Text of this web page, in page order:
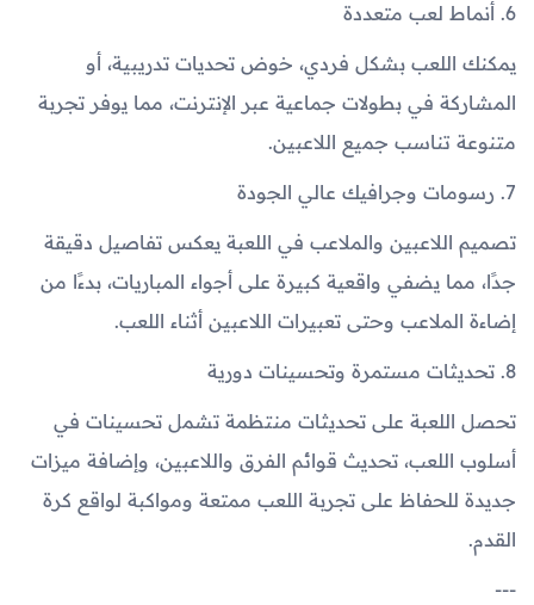
6. أنماط لعب متعددة
يمكنك اللعب بشكل فردي، خوض تحديات تدريبية، أو
المشاركة في بطولات جماعية عبر الإنترنت، مما يوفر تجربة
متنوعة تناسب جميع اللاعبين.
7. رسومات وجرافيك عالي الجودة
تصميم اللاعبين والملاعب في اللعبة يعكس تفاصيل دقيقة
جدًا، مما يضفي واقعية كبيرة على أجواء المباريات، بدءًا من
إضاءة الملاعب وحتى تعبيرات اللاعبين أثناء اللعب.
8. تحديثات مستمرة وتحسينات دورية
تحصل اللعبة على تحديثات منتظمة تشمل تحسينات في
أسلوب اللعب، تحديث قوائم الفرق واللاعبين، وإضافة ميزات
جديدة للحفاظ على تجربة اللعب ممتعة ومواكبة لواقع كرة
القدم.
---